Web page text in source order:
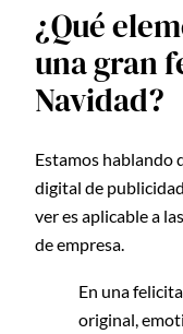
¿Qué
una gran
Navidad?
Estamos hablando
digital de
ver es aplicable a
de empresa.
En una
original,